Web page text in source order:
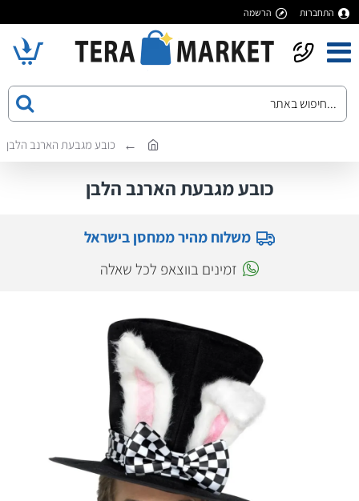
התחברות הרשמה
כובע מגבעת הארנב הלבן
כובע מגבעת הארנב הלבן
משלוח מהיר ממחסן בישראל
זמינים בווצאפ לכל שאלה